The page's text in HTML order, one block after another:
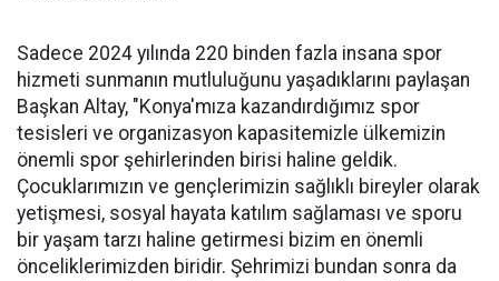
Sadece 2024 yılında 220 binden fazla insana spor
hizmeti sunmanın mutluluğunu yaşadıklarını paylaşan
Başkan Altay, "Konya'mıza kazandırdığımız spor
tesisleri ve organizasyon kapasitemizle ülkemizin
önemli spor şehirlerinden birisi haline geldik.
Çocuklarımızın ve gençlerimizin sağlıklı bireyler olarak
yetişmesi, sosyal hayata katılım sağlaması ve sporu
bir yaşam tarzı haline getirmesi bizim en önemli
önceliklerimizden biridir. Şehrimizi bundan sonra da